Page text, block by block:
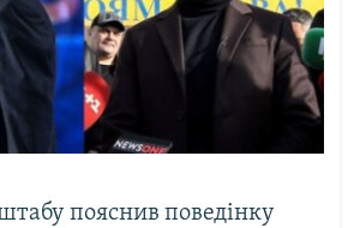
пояснив поведінку